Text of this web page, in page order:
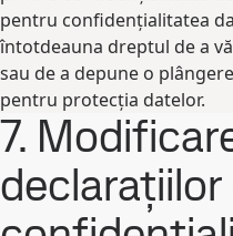
pentru confidențialitatea
întotdeauna dreptul de a
sau de a depune o
pentru protecția datelor.
7.
declarațiilor